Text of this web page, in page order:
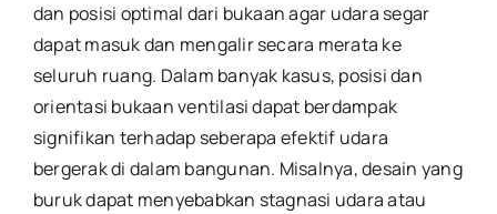
dan posisi optimal dari bukaan agar udara segar
dapat masuk dan mengalir secara merata ke
seluruh ruang. Dalam banyak kasus, posisi dan
orientasi bukaan ventilasi dapat berdampak
signifikan terhadap seberapa efektif udara
bergerak di dalam bangunan. Misalnya, desain yang
buruk dapat menyebabkan stagnasi udara atau